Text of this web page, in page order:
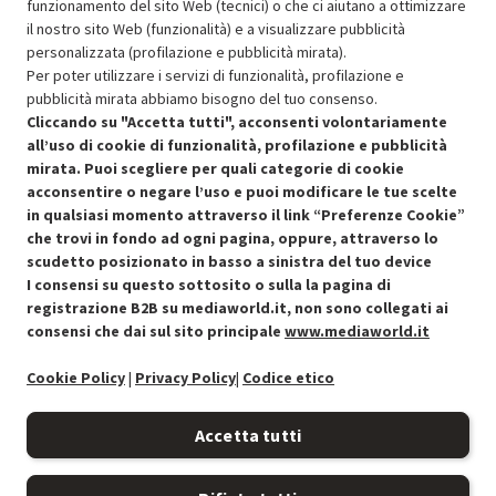
In Promozione 211.33
Aggiungi al carrello
OFFERTE IMPERDIBILI
Risparmio garantito rispetto al corrispondente prodotto nuovo.
Condizioni generali di vendita Recedere dal contratto qui
funzionamento del sito Web (tecnici) o che ci aiutano a ottimizzare
il nostro sito Web (funzionalità) e a visualizzare pubblicità
personalizzata (profilazione e pubblicità mirata).
Per poter utilizzare i servizi di funzionalità, profilazione e
pubblicità mirata abbiamo bisogno del tuo consenso.
Cliccando su "Accetta tutti", acconsenti volontariamente
all’uso di cookie di funzionalità, profilazione e pubblicità
mirata. Puoi scegliere per quali categorie di cookie
acconsentire o negare l’uso e puoi modificare le tue scelte
in qualsiasi momento attraverso il link “Preferenze Cookie”
che trovi in fondo ad ogni pagina, oppure, attraverso lo
scudetto posizionato in basso a sinistra del tuo device
I consensi su questo sottosito o sulla la pagina di
registrazione B2B su mediaworld.it, non sono collegati ai
consensi che dai sul sito principale www.mediaworld.it
Cookie Policy| Privacy Policy| Codice etico
Accetta tutti